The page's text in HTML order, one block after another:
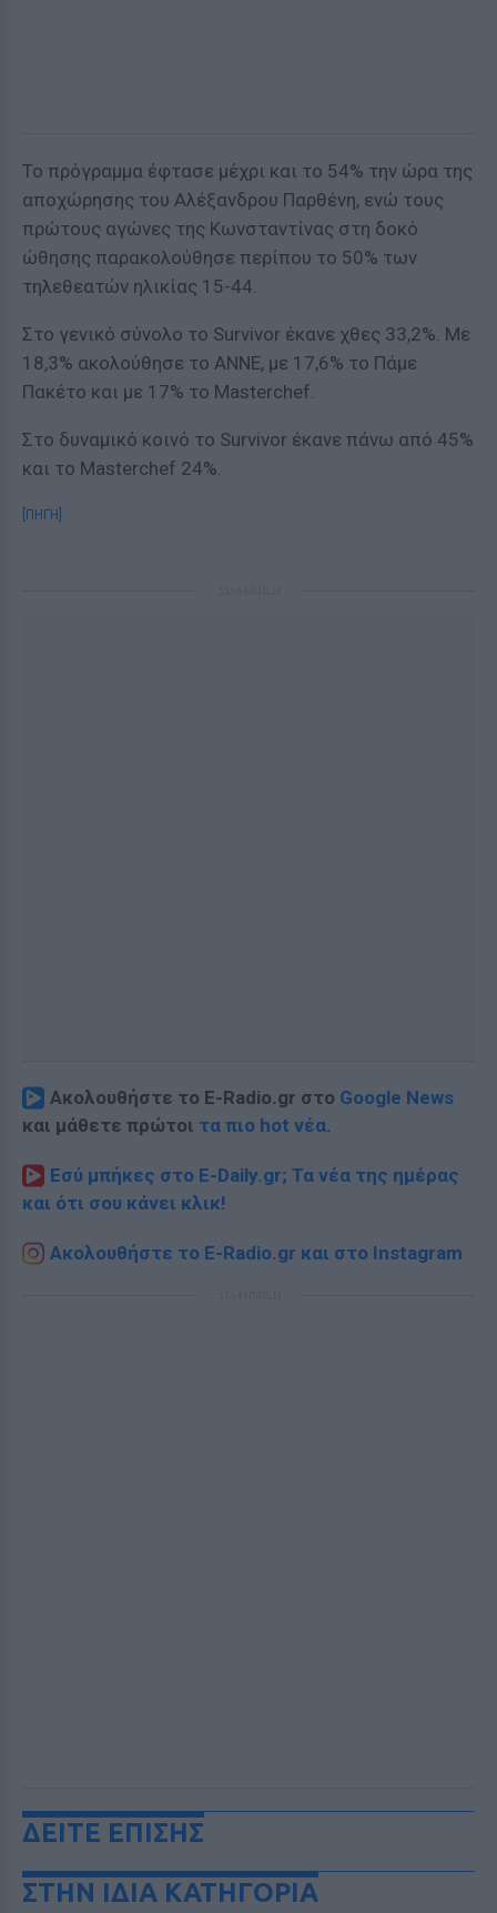
Το πρόγραμμα έφτασε μέχρι και το 54% την ώρα της
αποχώρησης του Αλέξανδρου Παρθένη, ενώ τους
πρώτους αγώνες της Κωνσταντίνας στη δοκό
ώθησης παρακολούθησε περίπου το 50% των
τηλεθεατών ηλικίας 15-44.
Στο γενικό σύνολο το Survivor έκανε χθες 33,2%. Με
18,3% ακολούθησε το ANNE, με 17,6% το Πάμε
Πακέτο και με 17% το Masterchef.
Στο δυναμικό κοινό το Survivor έκανε πάνω από 45%
και το Masterchef 24%.
[ΠΗΓΗ]
Ακολουθήστε το E-Radio.gr στο Google News
και μάθετε πρώτοι τα πιο hot νέα.
Εσύ μπήκες στο E-Daily.gr; Τα νέα της ημέρας
και ότι σου κάνει κλικ!
Ακολουθήστε το E-Radio.gr και στο Instagram
ΔΕΙΤΕ ΕΠΙΣΗΣ
ΣΤΗΝ ΙΔΙΑ ΚΑΤΗΓΟΡΙΑ